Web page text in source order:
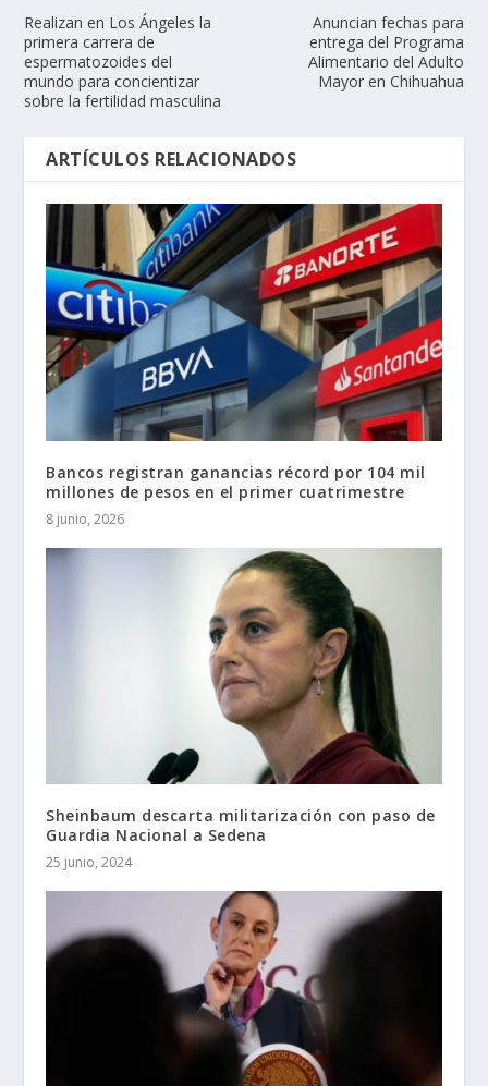
Realizan en Los Ángeles la
primera carrera de
espermatozoides del
mundo para concientizar
sobre la fertilidad masculina
Anuncian fechas para
entrega del Programa
Alimentario del Adulto
Mayor en Chihuahua
ARTÍCULOS RELACIONADOS
Bancos registran ganancias récord por 104 mil
millones de pesos en el primer cuatrimestre
8 junio, 2026
Sheinbaum descarta militarización con paso de
Guardia Nacional a Sedena
25 junio, 2024